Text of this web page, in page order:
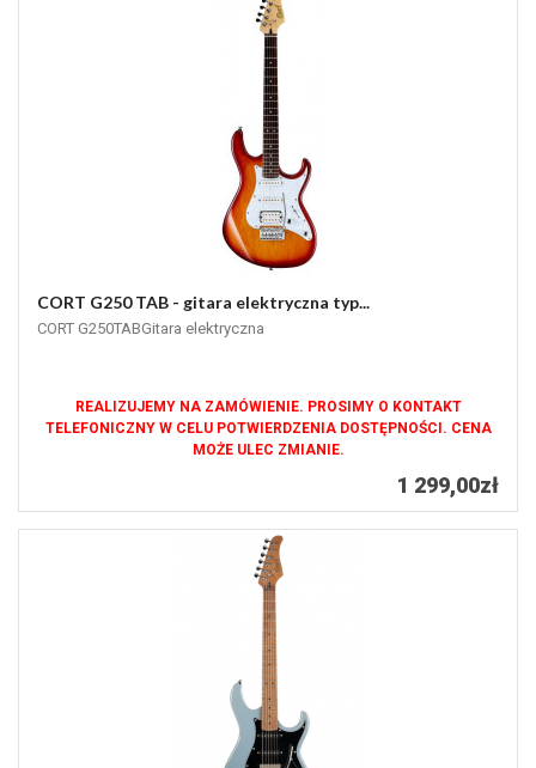
CORT G250 TAB - gitara elektryczna typ...
CORT G250TABGitara elektryczna
REALIZUJEMY NA ZAMÓWIENIE. PROSIMY O KONTAKT
TELEFONICZNY W CELU POTWIERDZENIA DOSTĘPNOŚCI. CENA
MOŻE ULEC ZMIANIE.
1 299,00zł